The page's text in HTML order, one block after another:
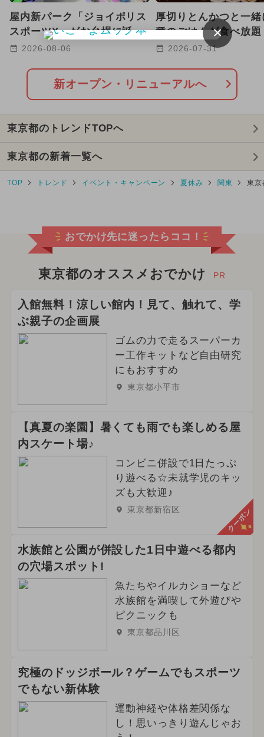
2024年5月のイベント
2024年11月のイベント
2026年2月のイベント
2024年12月のイベント
2025年10月のイベント
2025年3月のイベント
2024年8月のイベント
2026年5月のイベント
イルミネーション
2024年2月のイベント
2026年6月のイベント
2025年7月のイベント
2026年4月のイベント
2024年9月のイベント グルメフェス
2024年6月のイベント 春休み
2025年5月のイベント
2025年1月のイベント
2025年4月のイベント
夏休み（日帰り）
2024年10月のイベント
2025年9月のイベント
屋内新パーク「ジョイポリス
スポーツX」がお台場に誕
生！ ARやトランポリンで
2026-08-06
厚切りとんかつと一緒
種のごはんが食べ放題
駅前に老舗店が都心初
2026-07-31
新オープン・リニューアルへ
東京都のトレンドTOPへ
東京都の新着一覧へ
TOP トレンド イベント・キャンペーン 夏休み 関東 東京
おでかけ先に迷ったらココ！
東京都のオススメおでかけ PR
入館無料！涼しい館内！見て、触れて、学
ぶ親子の企画展
ゴムの力で走るスーパーカ
ー工作キットなど自由研究
にもおすすめ
東京都小平市
【真夏の楽園】暑くても雨でも楽しめる屋
内スケート場♪
コンビニ併設で1日たっぷ
り遊べる☆未就学児のキッ
ズも大歓迎♪
東京都新宿区 クーポン
水族館と公園が併設した1日中遊べる都内
の穴場スポット!
魚たちやイルカショーなど
水族館を満喫して外遊びや
ピクニックも
東京都品川区
究極のドッジボール？ゲームでもスポーツ
でもない新体験
運動神経や体格差関係な
し！思いっきり遊んじゃお
×